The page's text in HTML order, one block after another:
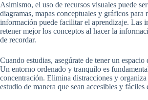
Asimismo, el uso de recursos visuales puede
diagramas, mapas conceptuales y gráficos para
información puede facilitar el aprendizaje. Las
retener mejor los conceptos al hacer la
de recordar.
Cuando estudias, asegúrate de tener un espacio
Un entorno ordenado y tranquilo es
concentración. Elimina distracciones y organiza
estudio de manera que sean accesibles y fáciles